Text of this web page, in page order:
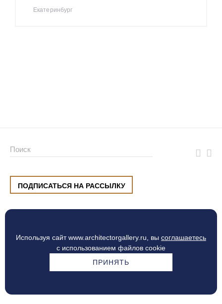
Екатеринбург
Используя сайт www.architectorgallery.ru, вы соглашаетесь
с использованием файлов cookie
ПРИНЯТЬ
ПОДПИСАТЬСЯ НА РАССЫЛКУ
ул. Малышева, 8, Екатеринбург
Процесс оплаты